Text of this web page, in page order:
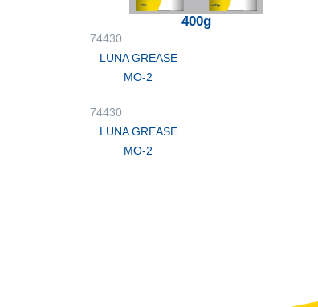
400g
74430
LUNA GREASE
MO-2
74430
LUNA GREASE
MO-2